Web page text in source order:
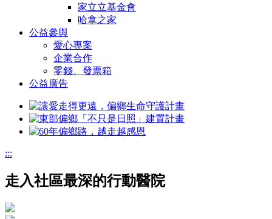
家立立基金會
哈拿之家
公益參與
愛心專案
企業合作
零錢、發票箱
公益廣告
:::
走入社區最深的行動醫院